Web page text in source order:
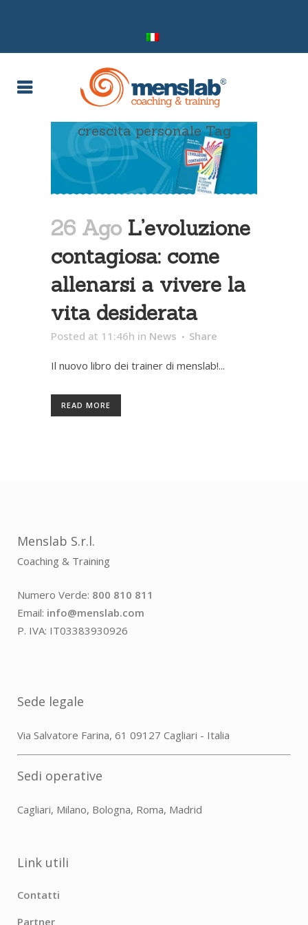
crescita personale Tag
26 Ago L’evoluzione
contagiosa: come
allenarsi a vivere la
vita desiderata
Posted at 11:46h in News Share
Il nuovo libro dei trainer di menslab!...
READ MORE
Menslab S.r.l.
Coaching & Training
Numero Verde: 800 810 811
Email: info@menslab.com
P. IVA: IT03383930926
Sede legale
Via Salvatore Farina, 61 09127 Cagliari - Italia
Sedi operative
Cagliari, Milano, Bologna, Roma, Madrid
Link utili
Contatti
Partner